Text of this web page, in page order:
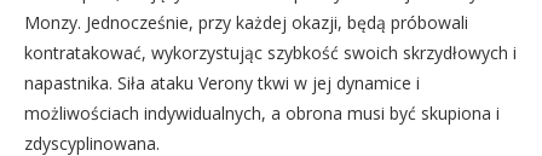
Monzy. Jednocześnie, przy każdej okazji, będą próbowali
kontratakować, wykorzystując szybkość swoich skrzydłowych i
napastnika. Siła ataku Verony tkwi w jej dynamice i
możliwościach indywidualnych, a obrona musi być skupiona i
zdyscyplinowana.